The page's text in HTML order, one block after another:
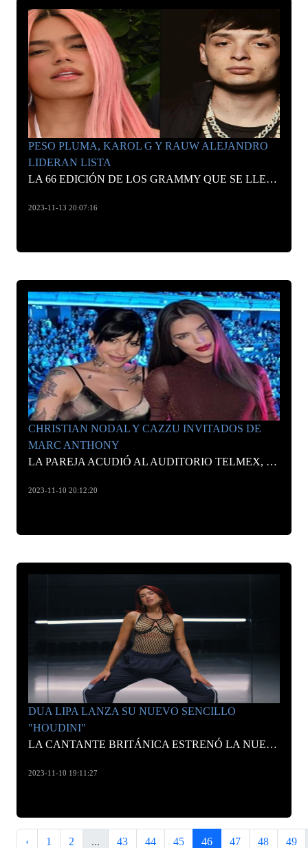
PESO PLUMA, KAROL G Y RAUW ALEJANDRO
LIDERAN LISTA
LA 66 EDICIÓN DE LOS GRAMMY QUE SE LLEVARÁ A CABO EL 4 DE FEBRERO DE 2024 EN LOS ÁNGELES (CALIFORNIA)
2023-11-13 20:07:16
CHRISTIAN NODAL Y CAZZU INVITADOS DE
MARC ANTHONY
LA PAREJA ACUDIÓ AL AUDITORIO TELMEX, EN GUADALAJARA, PARA DISFRUTAR DE LOS ÉXITOS DEL SALSERO EN VIVO
2023-11-10 20:12:20
DUA LIPA LANZA SU NUEVO SENCILLO
"HOUDINI"
LA CANTANTE BRITÁNICA ESTRENÓ LA NUEVA CANCIÓN CON TINTES DE POP PSICODÉLICO CON KEVIN PARKER DE TAME IMPALA.
2023-11-10 19:11:27
‹ 1 2 ... 43 44 45 46 47 48 49